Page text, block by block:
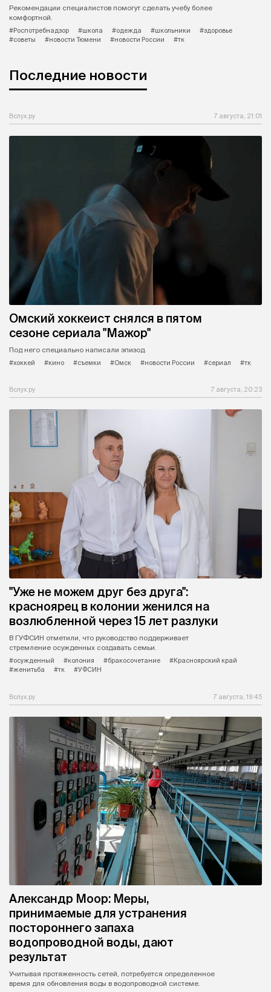
Рекомендации специалистов помогут сделать учебу более
комфортной.
#Роспотребнадзор
#школа #одежда #школьники
#здоровье
#советы
#новости Тюмени #новости России #тк
Последние новости
Вслух.ру 7 августа, 21:01
Омский хоккеист снялся в пятом
сезоне сериала "Мажор"
Под него специально написали эпизод.
#хоккей
#кино #съемки #Омск #новости России #сериал #тк
Вслух.ру 7 августа, 20:23
"Уже не можем друг без друга":
красноярец в колонии женился на
возлюбленной через 15 лет разлуки
В ГУФСИН отметили, что руководство поддерживает
стремление осужденных создавать семьи.
#осужденный
#колония #бракосочетание
#Красноярский край
#женитьба
#тк #УФСИН
Вслух.ру 7 августа, 19:45
Александр Моор: Меры,
принимаемые для устранения
постороннего запаха
водопроводной воды, дают
результат
Учитывая протяженность сетей, потребуется определенное
время для обновления воды в водопроводной системе.